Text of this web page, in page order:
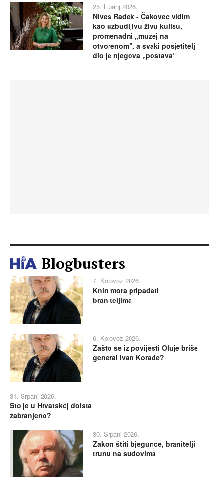
25. Lipanj 2026.
Nives Radek - Čakovec vidim
kao uzbudljivu živu kulisu,
promenadni „muzej na
otvorenom”, a svaki posjetitelj
dio je njegova „postava”
Blogbusters
7. Kolovoz 2026.
Knin mora pripadati
braniteljima
6. Kolovoz 2026.
Zašto se iz povijesti Oluje briše
general Ivan Korade?
31. Srpanj 2026.
Što je u Hrvatskoj doista
zabranjeno?
30. Srpanj 2026.
Zakon štiti bjegunce, branitelji
trunu na sudovima